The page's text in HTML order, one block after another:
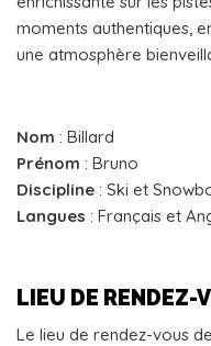
moments authentiques,
une atmosphère
Nom : Billard
Prénom : Bruno
Discipline : Ski et
Langues : Français et
LIEU DE RENDEZ-
Le lieu de rendez-vous